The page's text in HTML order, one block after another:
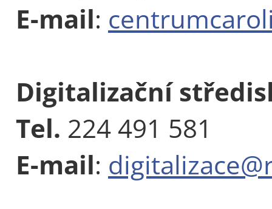
E-mail:
Digitalizační
Tel. 224 491 581
E-mail: